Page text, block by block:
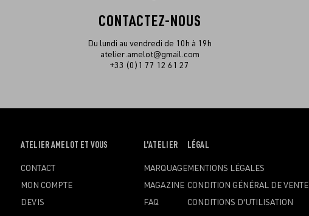
CONTACTEZ-NOUS
Du lundi au vendredi de 10h à 19h
atelier.amelot@gmail.com
+33 (0)1 77 12 61 27
OUVRIR
MENU
ATELIER AMELOT ET VOUS
CONTACT
MON COMPTE
DEVIS
OUVRIR
MENU
L'ATELIER
MARQUAGE
MAGAZINE
FAQ
OUVRIR
MENU
LÉGAL
MENTIONS LÉGALES
CONDITION GÉNÉRAL DE VENTE
CONDITIONS D'UTILISATION